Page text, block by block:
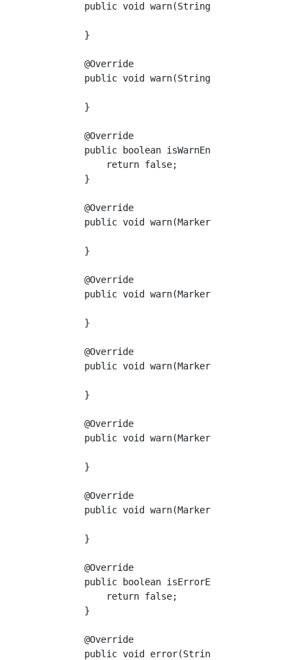
public void warn(String s, Object o,
    }
    @Override
public void warn(String s, Throwable
    }
    @Override
public boolean isWarnEnabled(Marker
        return false;
    }
    @Override
public void warn(Marker marker, String
    }
    @Override
public void warn(Marker marker, String
    }
    @Override
public void warn(Marker marker, String
    }
    @Override
public void warn(Marker marker, String
    }
    @Override
public void warn(Marker marker, String
    }
    @Override
    public boolean isErrorEnabled() {
        return false;
    }
    @Override
    public void error(String s) {